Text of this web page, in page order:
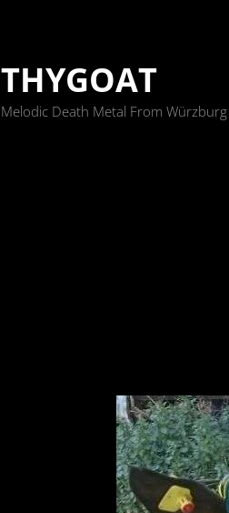
THYGOAT
Melodic Death Metal From Würzburg